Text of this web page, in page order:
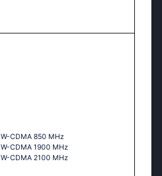
W-CDMA 850 MHz
W-CDMA 1900 MHz
W-CDMA 2100 MHz